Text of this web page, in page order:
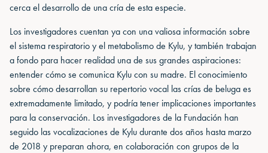
cerca el desarrollo de una cría de esta especie.
Los investigadores cuentan ya con una valiosa información sobre
el sistema respiratorio y el metabolismo de Kylu, y también trabajan
a fondo para hacer realidad una de sus grandes aspiraciones:
entender cómo se comunica Kylu con su madre. El conocimiento
sobre cómo desarrollan su repertorio vocal las crías de beluga es
extremadamente limitado, y podría tener implicaciones importantes
para la conservación. Los investigadores de la Fundación han
seguido las vocalizaciones de Kylu durante dos años hasta marzo
de 2018 y preparan ahora, en colaboración con grupos de la